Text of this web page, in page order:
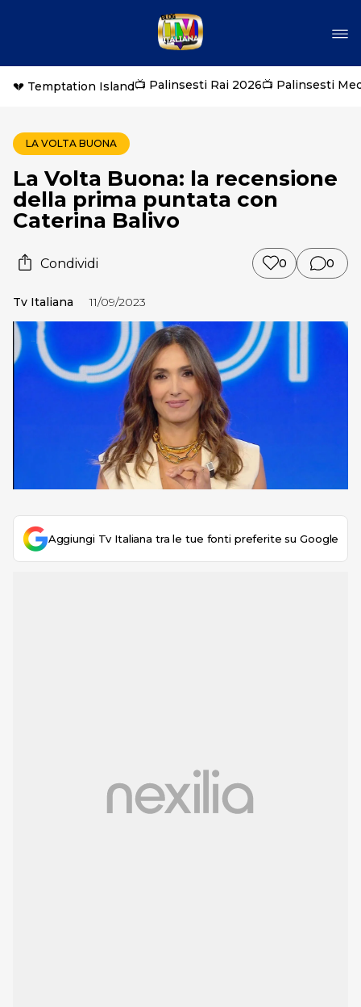
💔 Temptation Island📺 Palinsesti Rai 2026📺 Palinsesti
LA VOLTA BUONA
La Volta Buona: la recensione
della prima puntata con
Caterina Balivo
Condividi 0 0
Tv Italiana 11/09/2023
Aggiungi Tv Italiana tra le tue fonti preferite su Google